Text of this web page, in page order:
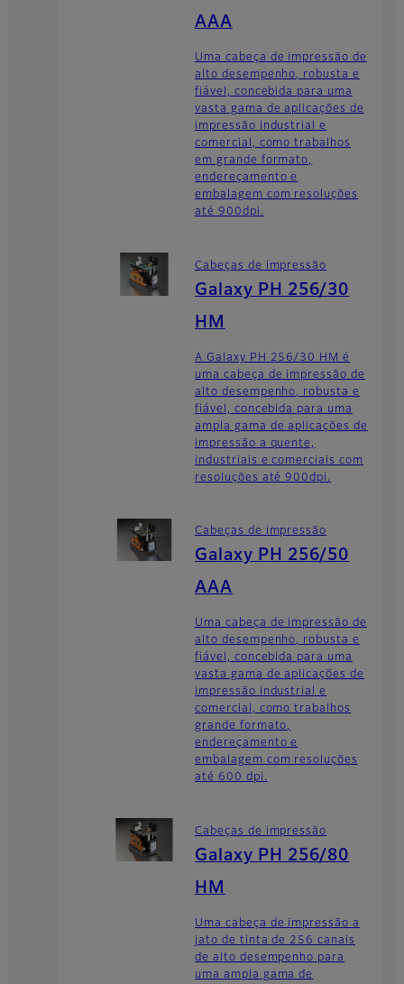
AAA
Uma cabeça de impressão de
alto desempenho, robusta e
fiável, concebida para uma
vasta gama de aplicações de
impressão industrial e
comercial, como trabalhos
em grande formato,
endereçamento e
embalagem com resoluções
até 900dpi.
Cabeças de impressão
Galaxy PH 256/30
HM
A Galaxy PH 256/30 HM é
uma cabeça de impressão de
alto desempenho, robusta e
fiável, concebida para uma
ampla gama de aplicações de
impressão a quente,
industriais e comerciais com
resoluções até 900dpi.
Cabeças de impressão
Galaxy PH 256/50
AAA
Uma cabeça de impressão de
alto desempenho, robusta e
fiável, concebida para uma
vasta gama de aplicações de
impressão industrial e
comercial, como trabalhos
grande formato,
endereçamento e
embalagem com resoluções
até 600 dpi.
Cabeças de impressão
Galaxy PH 256/80
HM
Uma cabeça de impressão a
jato de tinta de 256 canais
de alto desempenho para
uma ampla gama de